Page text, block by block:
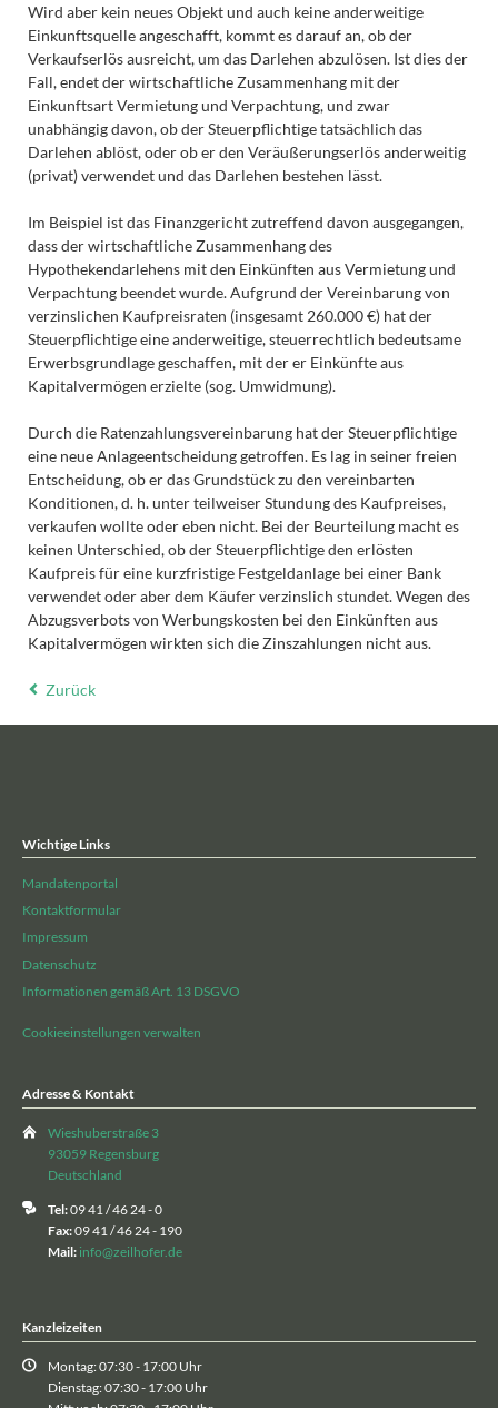
Wird aber kein neues Objekt und auch keine anderweitige
Einkunftsquelle angeschafft, kommt es darauf an, ob der
Verkaufserlös ausreicht, um das Darlehen abzulösen. Ist dies der
Fall, endet der wirtschaftliche Zusammenhang mit der
Einkunftsart Vermietung und Verpachtung, und zwar
unabhängig davon, ob der Steuerpflichtige tatsächlich das
Darlehen ablöst, oder ob er den Veräußerungserlös anderweitig
(privat) verwendet und das Darlehen bestehen lässt.
Im Beispiel ist das Finanzgericht zutreffend davon ausgegangen,
dass der wirtschaftliche Zusammenhang des
Hypothekendarlehens mit den Einkünften aus Vermietung und
Verpachtung beendet wurde. Aufgrund der Vereinbarung von
verzinslichen Kaufpreisraten (insgesamt 260.000 €) hat der
Steuerpflichtige eine anderweitige, steuerrechtlich bedeutsame
Erwerbsgrundlage geschaffen, mit der er Einkünfte aus
Kapitalvermögen erzielte (sog. Umwidmung).
Durch die Ratenzahlungsvereinbarung hat der Steuerpflichtige
eine neue Anlageentscheidung getroffen. Es lag in seiner freien
Entscheidung, ob er das Grundstück zu den vereinbarten
Konditionen, d. h. unter teilweiser Stundung des Kaufpreises,
verkaufen wollte oder eben nicht. Bei der Beurteilung macht es
keinen Unterschied, ob der Steuerpflichtige den erlösten
Kaufpreis für eine kurzfristige Festgeldanlage bei einer Bank
verwendet oder aber dem Käufer verzinslich stundet. Wegen des
Abzugsverbots von Werbungskosten bei den Einkünften aus
Kapitalvermögen wirkten sich die Zinszahlungen nicht aus.
Zurück
Wichtige Links
Mandatenportal
Kontaktformular
Impressum
Datenschutz
Informationen gemäß Art. 13 DSGVO
Cookieeinstellungen verwalten
Adresse & Kontakt
Wieshuberstraße 3
93059 Regensburg
Deutschland
Tel:09 41 / 46 24 - 0
Fax:09 41 / 46 24 - 190
Mail: info@zeilhofer.de
Kanzleizeiten
Montag: 07:30 - 17:00 Uhr
Dienstag: 07:30 - 17:00 Uhr